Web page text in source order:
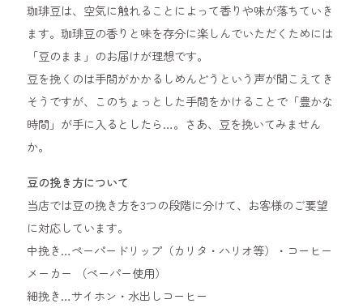
珈琲豆は、空気に触れることによって香りや味が落ちていき
ます。珈琲豆の香りと味を存分に楽しんでいただくためには
「豆のまま」のお届けが理想です。
豆を挽くのは手間がかかるしめんどうという声が聞こえてき
そうですが、このちょっとした手間をかけることで「豊かな
時間」が手に入るとしたら…。さあ、豆を挽いてみません
か。
豆の挽き方について
当店では豆の挽き方を3つの段階に分けて、お客様のご要望
に対応しています。
中挽き…ペーパードリップ（カリタ・ハリオ等）・コーヒー
メーカー （ペーパー使用）
細挽き…サイホン・水出しコーヒー